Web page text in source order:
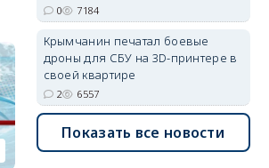
0 7184
Крымчанин печатал боевые
дроны для СБУ на 3D-принтере в
своей квартире
2 6557
Показать все новости